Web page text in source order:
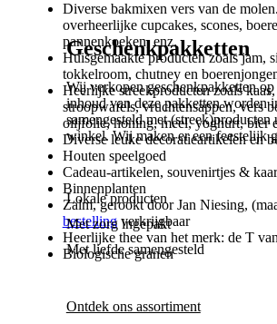
Diverse bakmixen vers van de
overheerlijke cupcakes, scones,
pannenkoeken, enz.
Huisgemaakte producten zoals jam,
tokkelroom, chutney en
Heerlijke streekproducten zoals
stroopwafels, vruchtensappen, vers
olijfolie, honing, meel, yoghurt, bier
Diverse leuke decoratieartikelen en
Houten speelgoed
Cadeau-artikelen, souvenirtjes &
Binnenplanten
Zalm, gerookt door Jan Niesing,
bestellingverkrijgbaar
Heerlijke thee van het merk: de T
Biologische granen
Geschenkpakketten
Wij verkopen geschenkpakketten
inhoud van deze pakketten worden
samengesteld met (streek)producten
winkel. Wij maken er een feestelijk
Lokale producten
Met zorg ingepakt
Met liefde samengesteld
Ontdek ons assortiment